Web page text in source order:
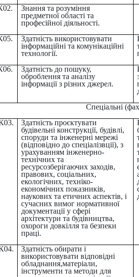
Знання та розуміння
предметної області та
професійної діяльності.
Здатність використовувати
інформаційні та комунікаційні
технології.
Здатність до пошуку,
оброблення та аналізу
інформації з різних джерел.
Спеціальні
Здатність проєктувати
будівельні конструкції, будівлі,
споруди та інженерні мережі
(відповідно до спеціалізвції), з
урахуванням інженерно-
технічних та
ресурсозберігаючих заходів,
правових, соціальних,
екологічних, техніко-
економічних показників,
наукових та етичних аспектів, і
сучасних вимог нормативної
документації у сфері
архітектури та будівництва,
охороги довкілля та безпеки
праці.
Здатність обирати і
використовувати відповідні
обладнання,матеріали,
інструменти та методи для